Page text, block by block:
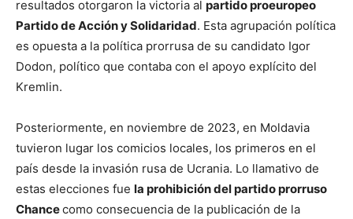
resultados otorgaron la victoria al partido proeuropeo
Partido de Acción y Solidaridad. Esta agrupación política
es opuesta a la política prorrusa de su candidato Igor
Dodon, político que contaba con el apoyo explícito del
Kremlin.
Posteriormente, en noviembre de 2023, en Moldavia
tuvieron lugar los comicios locales, los primeros en el
país desde la invasión rusa de Ucrania. Lo llamativo de
estas elecciones fue la prohibición del partido prorruso
Chancecomo consecuencia de la publicación de la